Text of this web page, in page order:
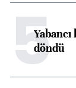
5
döndü